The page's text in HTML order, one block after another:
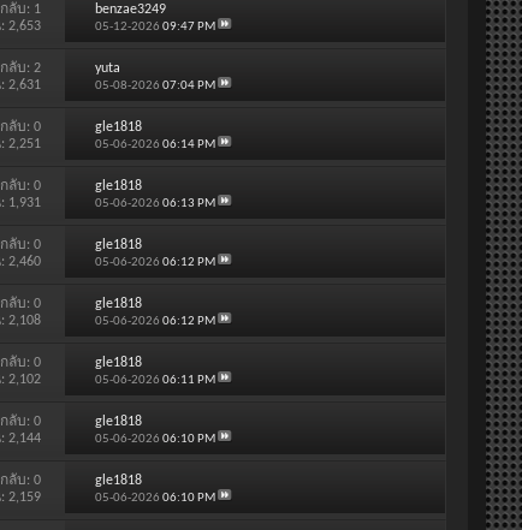
ลับ: 1
2,653
benzae3249
05-12-2026 09:47 PM
ลับ:2
2,631
yuta
05-08-2026 07:04 PM
ลับ:0
2,251
gle1818
05-06-2026 06:14 PM
ลับ:0
1,931
gle1818
05-06-2026 06:13 PM
ลับ:0
2,460
gle1818
05-06-2026 06:12 PM
ลับ:0
2,108
gle1818
05-06-2026 06:12 PM
ลับ:0
2,102
gle1818
05-06-2026 06:11 PM
ลับ:0
2,144
gle1818
05-06-2026 06:10 PM
ลับ:0
2,159
gle1818
05-06-2026 06:10 PM